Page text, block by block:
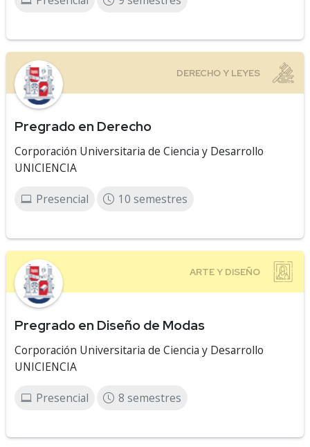
Pregrado en Derecho
Corporación Universitaria de Ciencia y Desarrollo
UNICIENCIA
Presencial 10 semestres
Pregrado en Diseño de Modas
Corporación Universitaria de Ciencia y Desarrollo
UNICIENCIA
Presencial 8 semestres